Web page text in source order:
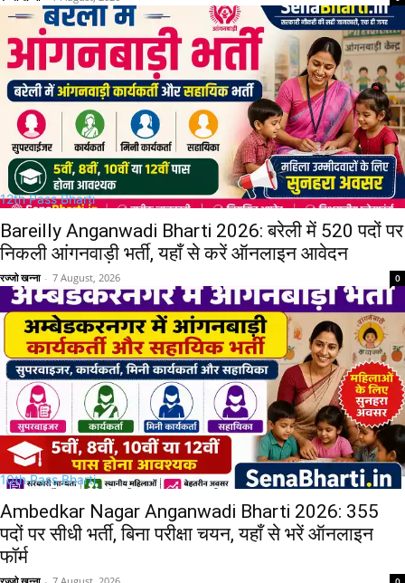
12th Pass Bharti
Bareilly Anganwadi Bharti 2026: बरेली में 520 पदों पर
निकली आंगनवाड़ी भर्ती, यहाँ से करें ऑनलाइन आवेदन
रज्जो खन्ना - 7 August, 2026 0
10th Pass Bharti
Ambedkar Nagar Anganwadi Bharti 2026: 355
पदों पर सीधी भर्ती, बिना परीक्षा चयन, यहाँ से भरें ऑनलाइन
फॉर्म